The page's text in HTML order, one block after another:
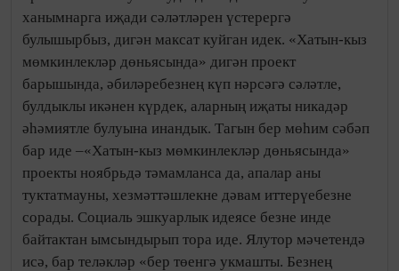
ханымнарга иҗади cәләтләрен үстерергә
булышырбыз, дигән максат куйган идек. «Хатын-кыз
мөмкинлекләр дөньясында» дигән проект
барышында, әбиләребезнең күп нәрсәгә сәләтле,
булдыклы икәнен күрдек, аларның иҗаты никадәр
әһәмиятле булуына инандык. Тагын бер мөһим сәбәп
бар иде –«Хатын-кыз мөмкинлекләр дөньясында»
проекты ноябрьдә тәмамланса да, апалар аны
туктатмауны, хезмәттәшлекне дәвам иттерүебезне
сорады. Социаль эшкуарлык идеясе безне инде
байтактан ымсындырып тора иде. Ялутор мәчетендә
исә, бар теләкләр «бер төенгә укмашты. Безнең